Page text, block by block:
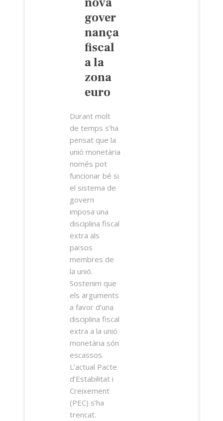
gover
nança
fiscal
a la
zona
euro
Durant molt
de temps s’ha
pensat que la
unió monetària
només pot
funcionar bé si
el sistema de
govern
imposa una
disciplina fiscal
extra als
països
membres de
la unió.
Sostenim que
els arguments
a favor d’una
disciplina fiscal
extra a la unió
monetària són
escassos.
L’actual Pacte
d’Estabilitat i
Creixement
(PEC) s’ha
trencat.